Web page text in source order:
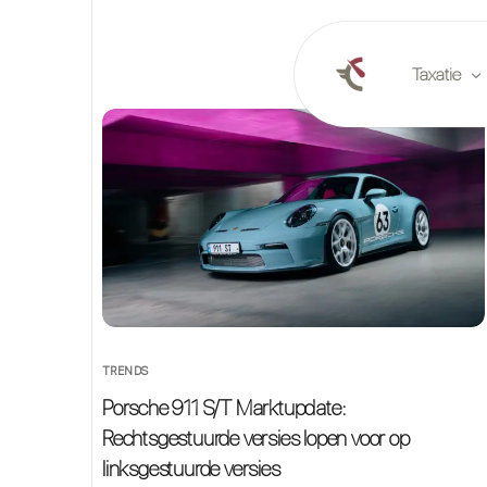
Taxatie
Taxatie op
TRENDS
Porsche 911 S/T Marktupdate:
Rechtsgestuurde versies lopen voor op
linksgestuurde versies